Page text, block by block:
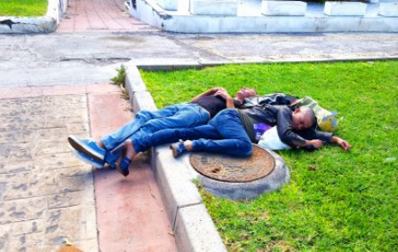
Skip to main content